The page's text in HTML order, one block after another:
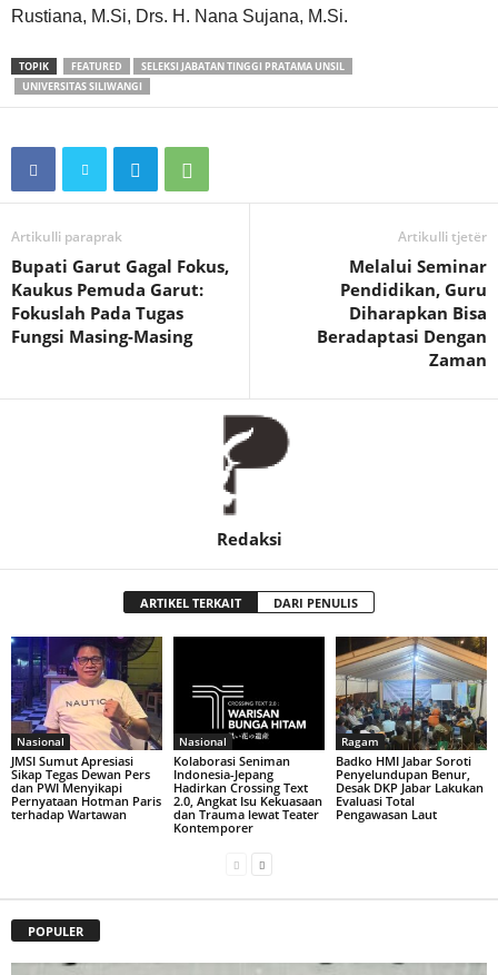
Rustiana, M.Si, Drs. H. Nana Sujana, M.Si.
TOPIK FEATURED
SELEKSI JABATAN TINGGI PRATAMA UNSIL
UNIVERSITAS SILIWANGI
Artikulli paraprak
Bupati Garut Gagal Fokus,
Kaukus Pemuda Garut:
Fokuslah Pada Tugas
Fungsi Masing-Masing
Artikulli tjetër
Melalui Seminar
Pendidikan, Guru
Diharapkan Bisa
Beradaptasi Dengan
Zaman
Redaksi
ARTIKEL TERKAIT DARI PENULIS
Nasional
JMSI Sumut Apresiasi
Sikap Tegas Dewan Pers
dan PWI Menyikapi
Pernyataan Hotman Paris
terhadap Wartawan
Nasional
Kolaborasi Seniman
Indonesia-Jepang
Hadirkan Crossing Text
2.0, Angkat Isu Kekuasaan
dan Trauma lewat Teater
Kontemporer
Ragam
Badko HMI Jabar Soroti
Penyelundupan Benur,
Desak DKP Jabar Lakukan
Evaluasi Total
Pengawasan Laut
POPULER